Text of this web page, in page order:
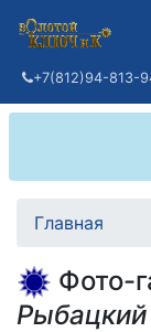
+7(812)94-813-
Главная
Фото-
Рыбацкий